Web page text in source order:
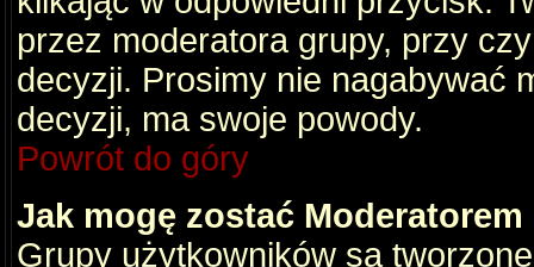
przez moderatora grupy, przy
decyzji. Prosimy nie nagabywać
decyzji, ma swoje powody.
Powrót do góry
Jak mogę zostać
Grupy użytkowników są